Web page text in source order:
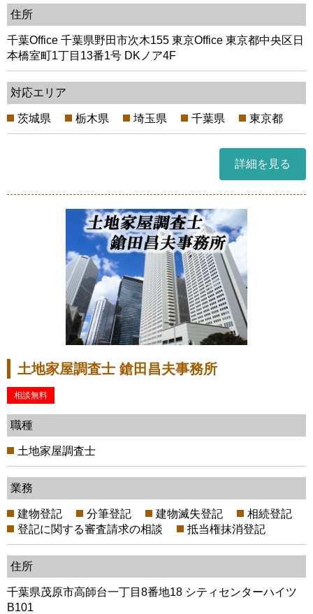
住所
千葉Office 千葉県野田市次木155 東京Office 東京都中央区日
本橋室町1丁目13番1号 DKノア4F
対応エリア
茨城県 栃木県 埼玉県 千葉県 東京都
詳細を見る
土地家屋調査士 鎗田昌夫事務所
相談無料
職種
土地家屋調査士
業務
建物登記 分筆登記 建物滅失登記
相続登記
登記に関する審査請求の相談
抵当権抹消登記
住所
千葉県茂原市高師台一丁目8番地18 シティセンターハイツ
B101